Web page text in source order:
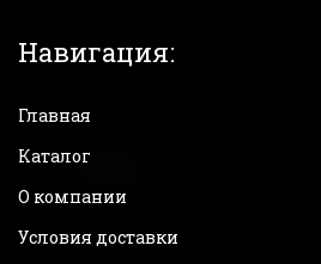
Навигация:
Главная
Каталог
О компании
Условия доставки